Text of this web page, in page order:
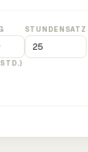
STUNDENSATZ